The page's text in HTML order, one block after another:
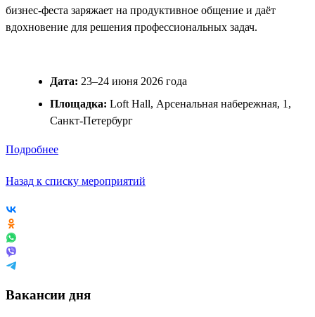
бизнес-феста заряжает на продуктивное общение и даёт
вдохновение для решения профессиональных задач.
Дата: 23–24 июня 2026 года
Площадка: Loft Hall, Арсенальная набережная, 1,
Санкт-Петербург
Подробнее
Назад к списку мероприятий
Вакансии дня